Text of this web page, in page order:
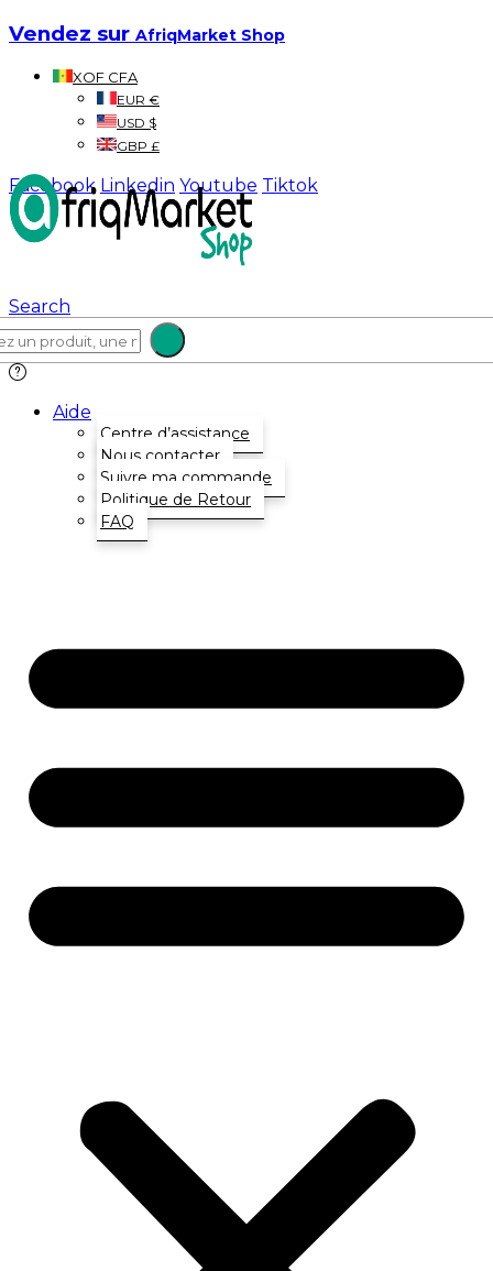
Vendez sur AfriqMarket Shop
XOF CFA
EUR €
USD $
GBP £
Facebook Linkedin Youtube Tiktok
Search
Aide
Centre d’assistance
Nous contacter
Suivre ma commande
Politique de Retour
FAQ